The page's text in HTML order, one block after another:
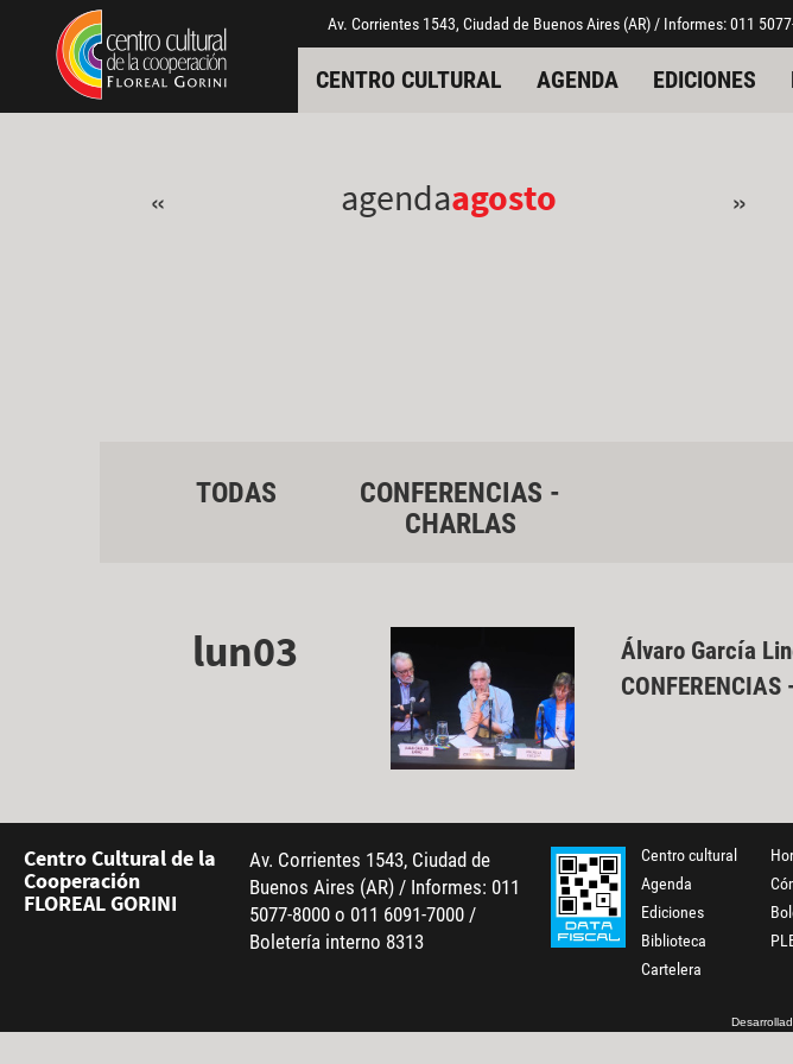
Pasar al contenido principal
Jump to main content Av. Corrientes 1543, Ciudad de Buenos Aires (AR) / Informes: 011
CENTRO CULTURAL AGENDA EDICIONES
« agendaagosto »
TODAS
CONFERENCIAS -
CHARLAS
lun03
Álvaro García
Centro Cultural de la
Cooperación
FLOREAL GORINI
Av. Corrientes 1543, Ciudad de
Buenos Aires (AR) / Informes: 011
5077-8000 o 011 6091-7000 /
Boletería interno 8313
Centro cultural
Agenda
Ediciones
Biblioteca
Cartelera